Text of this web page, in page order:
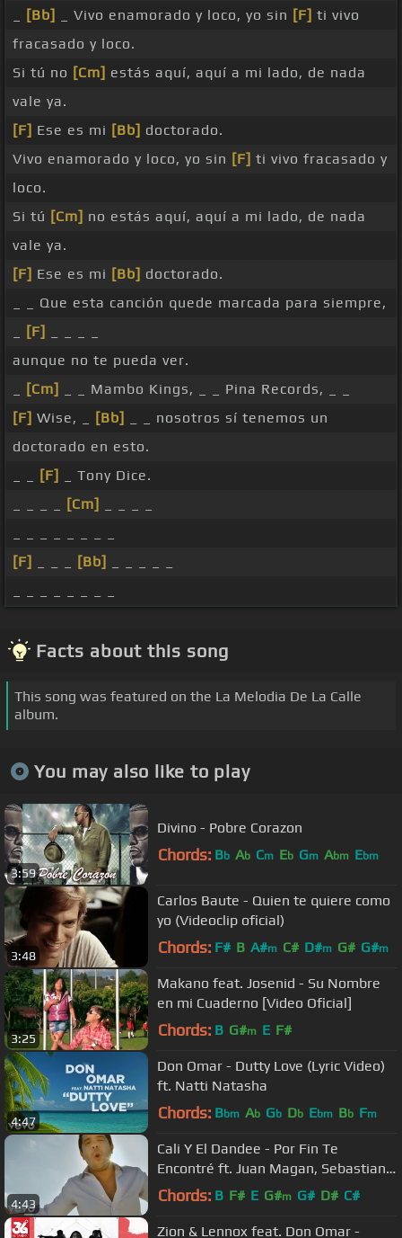
[Bb] _ Vivo enamorado y loco, yo sin [F] ti vivo
fracasado y loco.
Si tú no [Cm] estás aquí, aquí a mi lado, de nada
vale ya.
[F] Ese es mi [Bb] doctorado.
Vivo enamorado y loco, yo sin [F] ti vivo fracasado y
loco.
Si tú [Cm] no estás aquí, aquí a mi lado, de nada
vale ya.
[F] Ese es mi [Bb] doctorado.
_ _ Que esta canción quede marcada para siempre,
[F]
aunque no te pueda ver.
[Cm]
_ _ Mambo Kings, _ _ Pina Records, _ _
[F] Wise, _ [Bb]
_ _ nosotros sí tenemos un
doctorado en esto.
[F]
_ Tony Dice.
[Cm]
[F]
[Bb]
Facts about this song
This song was featured on the La Melodia De La Calle
album.
You may also like to play
3:59
Divino - Pobre Corazon
Chords: Bb Ab Cm Eb Gm Abm Ebm
3:48
Carlos Baute - Quien te quiere como
yo (Videoclip oficial)
Chords: F# B A#m C# D#m G# G#m
3:25
Makano feat. Josenid - Su Nombre
en mi Cuaderno [Video Oficial]
Chords: B G#m E F#
4:47
Don Omar - Dutty Love (Lyric Video)
ft. Natti Natasha
Chords: Bbm Ab Gb Db Ebm Bb Fm
4:43
Cali Y El Dandee - Por Fin Te
Encontré ft. Juan Magan, Sebastian
Yatra (Video Oficiel)
Chords: B F# E G#m G# D# C#
Zion & Lennox feat. Don Omar -